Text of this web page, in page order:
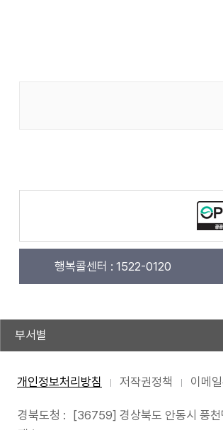
행복콜센터 : 1522-0120
부서별
개인정보처리방침 저작권정책 이메
경북도청 : [36759] 경상북도 안동시 풍